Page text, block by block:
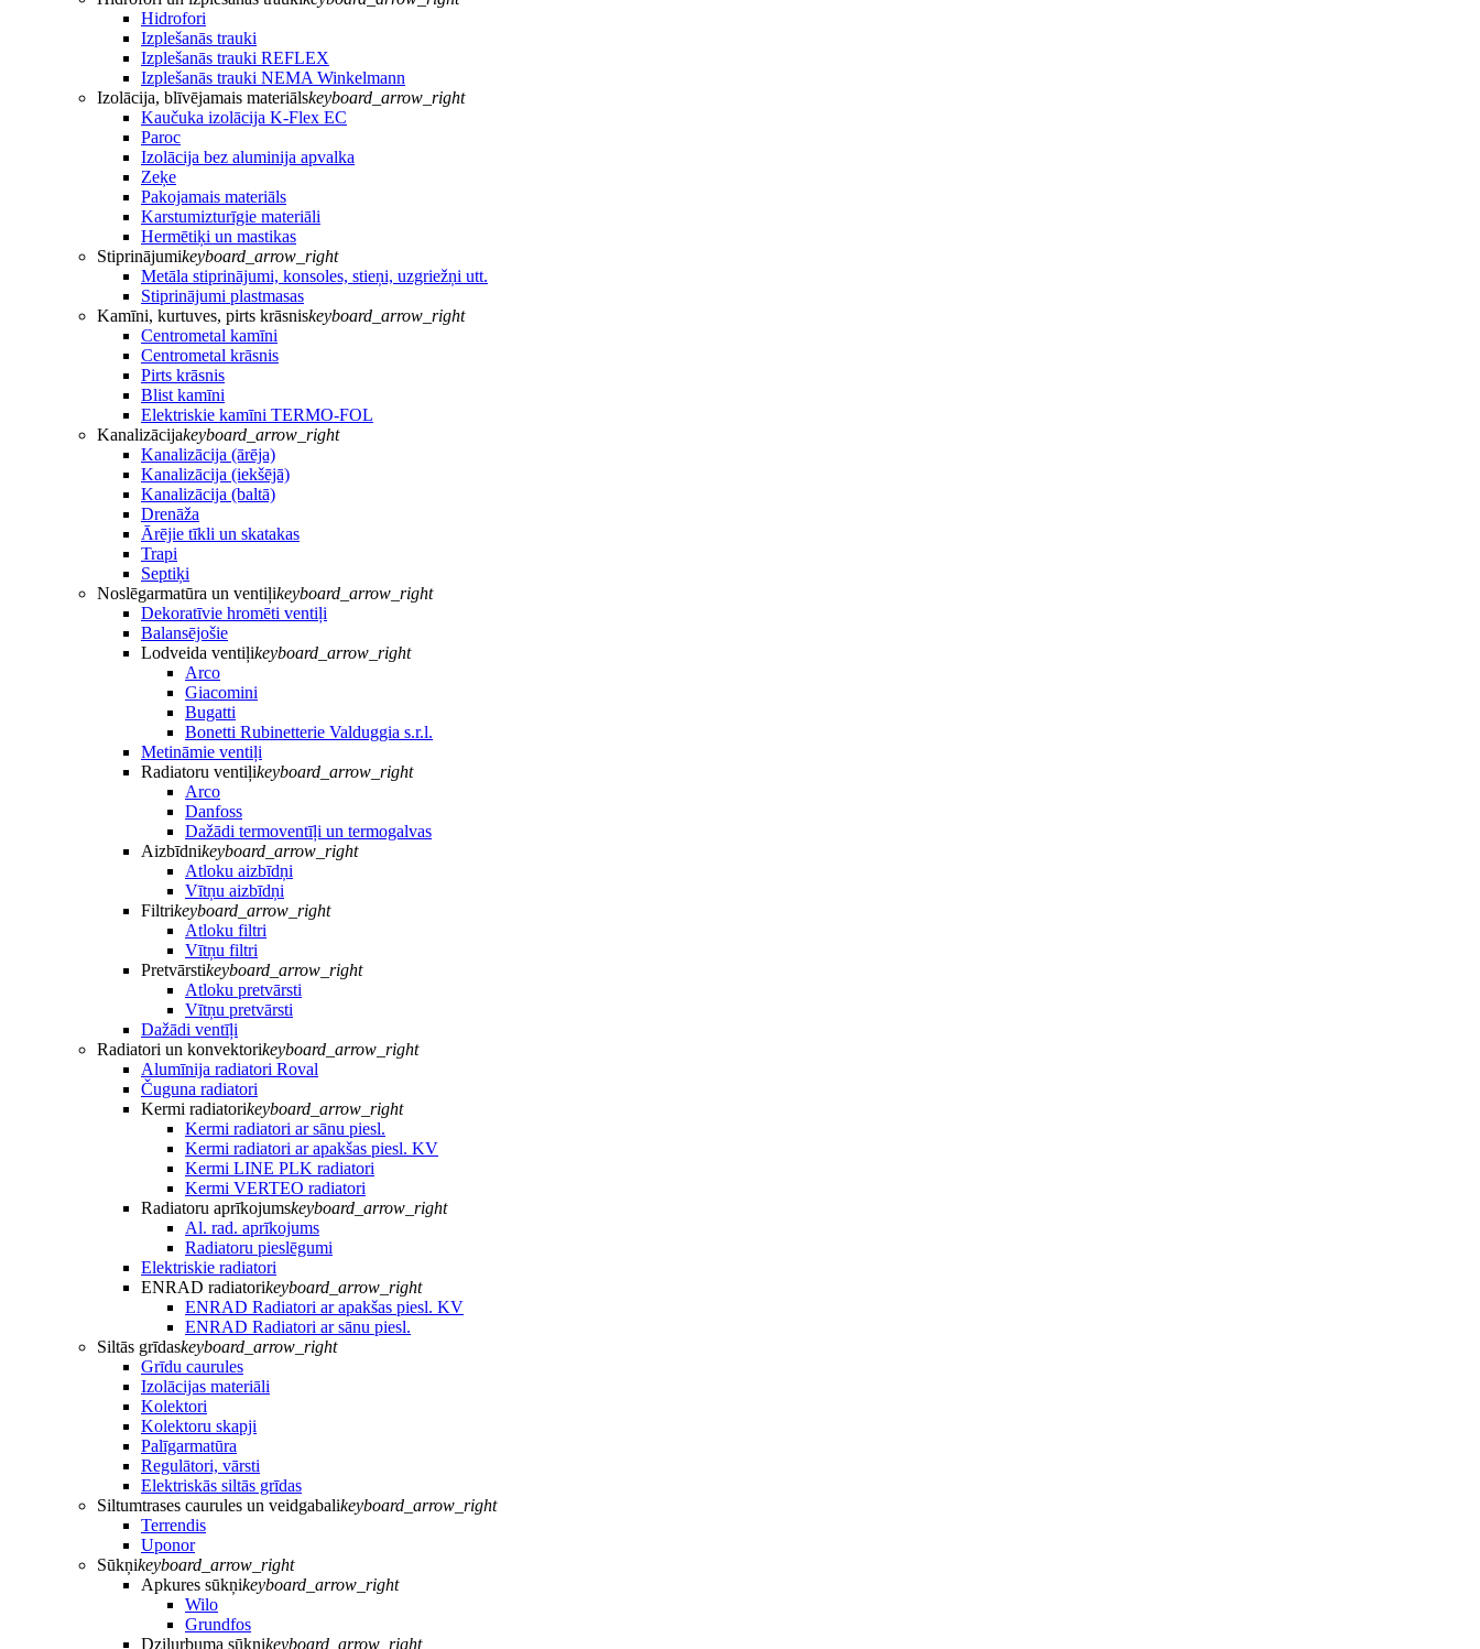
Hidrofori
Izplešanās trauki
Izplešanās trauki REFLEX
Izplešanās trauki NEMA Winkelmann
Izolācija, blīvējamais materiālskeyboard_arrow_right
Kaučuka izolācija K-Flex EC
Paroc
Izolācija bez aluminija apvalka
Zeķe
Pakojamais materiāls
Karstumizturīgie materiāli
Hermētiķi un mastikas
Stiprinājumikeyboard_arrow_right
Metāla stiprinājumi, konsoles, stieņi, uzgriežņi utt.
Stiprinājumi plastmasas
Kamīni, kurtuves, pirts krāsniskeyboard_arrow_right
Centrometal kamīni
Centrometal krāsnis
Pirts krāsnis
Blist kamīni
Elektriskie kamīni TERMO-FOL
Kanalizācijakeyboard_arrow_right
Kanalizācija (ārēja)
Kanalizācija (iekšējā)
Kanalizācija (baltā)
Drenāža
Ārējie tīkli un skatakas
Trapi
Septiķi
Noslēgarmatūra un ventiļikeyboard_arrow_right
Dekoratīvie hromēti ventiļi
Balansējošie
Lodveida ventiļikeyboard_arrow_right
Arco
Giacomini
Bugatti
Bonetti Rubinetterie Valduggia s.r.l.
Metināmie ventiļi
Radiatoru ventiļikeyboard_arrow_right
Arco
Danfoss
Dažādi termoventīļi un termogalvas
Aizbīdnikeyboard_arrow_right
Atloku aizbīdņi
Vītņu aizbīdņi
Filtrikeyboard_arrow_right
Atloku filtri
Vītņu filtri
Pretvārstikeyboard_arrow_right
Atloku pretvārsti
Vītņu pretvārsti
Dažādi ventīļi
Radiatori un konvektorikeyboard_arrow_right
Alumīnija radiatori Roval
Čuguna radiatori
Kermi radiatorikeyboard_arrow_right
Kermi radiatori ar sānu piesl.
Kermi radiatori ar apakšas piesl. KV
Kermi LINE PLK radiatori
Kermi VERTEO radiatori
Radiatoru aprīkojumskeyboard_arrow_right
Al. rad. aprīkojums
Radiatoru pieslēgumi
Elektriskie radiatori
ENRAD radiatorikeyboard_arrow_right
ENRAD Radiatori ar apakšas piesl. KV
ENRAD Radiatori ar sānu piesl.
Siltās grīdaskeyboard_arrow_right
Grīdu caurules
Izolācijas materiāli
Kolektori
Kolektoru skapji
Palīgarmatūra
Regulātori, vārsti
Elektriskās siltās grīdas
Siltumtrases caurules un veidgabalikeyboard_arrow_right
Terrendis
Uponor
Sūkņikeyboard_arrow_right
Apkures sūkņikeyboard_arrow_right
Wilo
Grundfos
Dziļurbuma sūkņikeyboard_arrow_right